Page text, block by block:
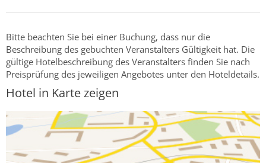
Bitte beachten Sie bei einer Buchung, dass nur die
Beschreibung des gebuchten Veranstalters Gültigkeit hat. Die
gültige Hotelbeschreibung des Veranstalters finden Sie nach
Preisprüfung des jeweiligen Angebotes unter den Hoteldetails.
Hotel in Karte zeigen